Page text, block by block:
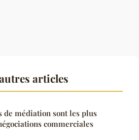
articles
de médiation sont les plus
commerciales